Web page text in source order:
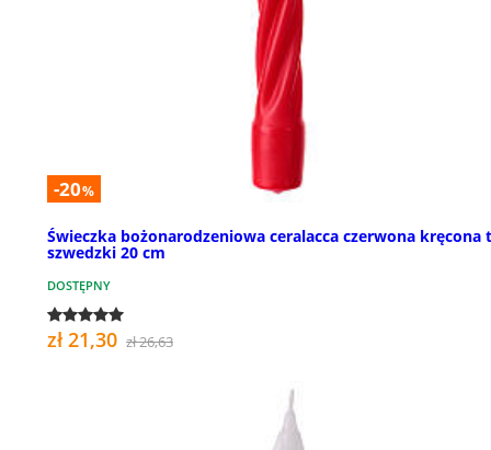
-20%
Świeczka bożonarodzeniowa ceralacca czerwona kręcona
szwedzki 20 cm
DOSTĘPNY
zł 21,30 zł 26,63